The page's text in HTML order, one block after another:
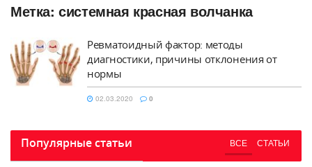
Метка:системная красная волчанка
Ревматоидный фактор: методы
диагностики, причины отклонения от
нормы
02.03.2020 0
Популярные статьи ВСЕ СТАТЬИ